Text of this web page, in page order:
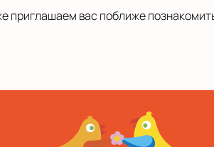
приглашаем вас поближе